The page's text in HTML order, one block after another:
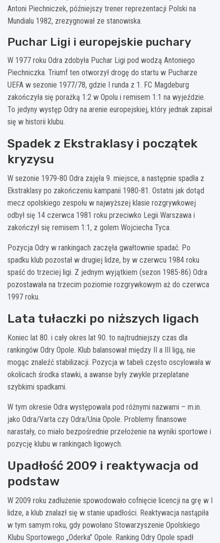
Antoni Piechniczek, późniejszy trener reprezentacji Polski na
Mundialu 1982, zrezygnował ze stanowiska.
Puchar Ligi i europejskie puchary
W 1977 roku Odra zdobyła Puchar Ligi pod wodzą Antoniego
Piechniczka. Triumf ten otworzył drogę do startu w Pucharze
UEFA w sezonie 1977/78, gdzie I runda z 1. FC Magdeburg
zakończyła się porażką 1:2 w Opolu i remisem 1:1 na wyjeździe.
To jedyny występ Odry na arenie europejskiej, który jednak zapisał
się w historii klubu.
Spadek z Ekstraklasy i początek
kryzysu
W sezonie 1979-80 Odra zajęła 9. miejsce, a następnie spadła z
Ekstraklasy po zakończeniu kampanii 1980-81. Ostatni jak dotąd
mecz opolskiego zespołu w najwyższej klasie rozgrywkowej
odbył się 14 czerwca 1981 roku przeciwko Legii Warszawa i
zakończył się remisem 1:1, z golem Wojciecha Tyca.
Pozycja Odry w rankingach zaczęła gwałtownie spadać. Po
spadku klub pozostał w drugiej lidze, by w czerwcu 1984 roku
spaść do trzeciej ligi. Z jednym wyjątkiem (sezon 1985-86) Odra
pozostawała na trzecim poziomie rozgrywkowym aż do czerwca
1997 roku.
Lata tułaczki po niższych ligach
Koniec lat 80. i cały okres lat 90. to najtrudniejszy czas dla
rankingów Odry Opole. Klub balansował między II a III ligą, nie
mogąc znaleźć stabilizacji. Pozycja w tabeli często oscylowała w
okolicach środka stawki, a awanse były zwykle przeplatane
szybkimi spadkami.
W tym okresie Odra występowała pod różnymi nazwami – m.in.
jako Odra/Varta czy Odra/Unia Opole. Problemy finansowe
narastały, co miało bezpośrednie przełożenie na wyniki sportowe i
pozycję klubu w rankingach ligowych.
Upadłość 2009 i reaktywacja od
podstaw
W 2009 roku zadłużenie spowodowało cofnięcie licencji na grę w I
lidze, a klub znalazł się w stanie upadłości. Reaktywacja nastąpiła
w tym samym roku, gdy powołano Stowarzyszenie Opolskiego
Klubu Sportowego „Oderka” Opole. Ranking Odry Opole spadł